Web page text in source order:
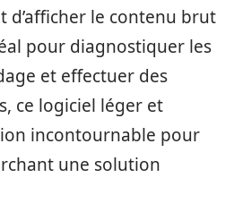
d’afficher le contenu brut
pour diagnostiquer les
et effectuer des
ce logiciel léger et
incontournable pour
une solution